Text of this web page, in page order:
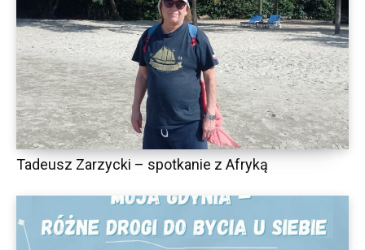
Tadeusz Zarzycki – spotkanie z Afryką